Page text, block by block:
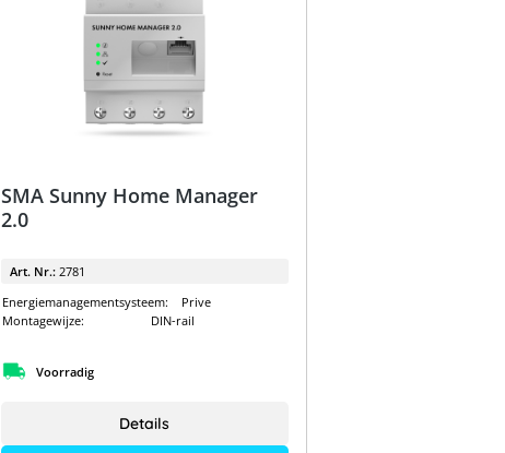
SMA Sunny Home Manager
2.0
Art. Nr.: 2781
Energiemanagementsysteem:
Prive
Montagewijze:
DIN-rail
Voorradig
Details